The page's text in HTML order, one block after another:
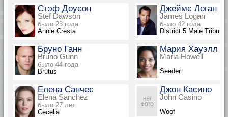
Стэф Доусон
Stef Dawson
было 23 года
Annie Cresta
Джеймс Логан
James Logan
было 42 года
District 5 Male Tribute
Бруно Ганн
Bruno Gunn
было 44 года
Brutus
Мария Хауэлл
Maria Howell
Seeder
Елена Санчес
Elena Sanchez
было 27 лет
Cecelia
Джон Касино
John Casino
Woof